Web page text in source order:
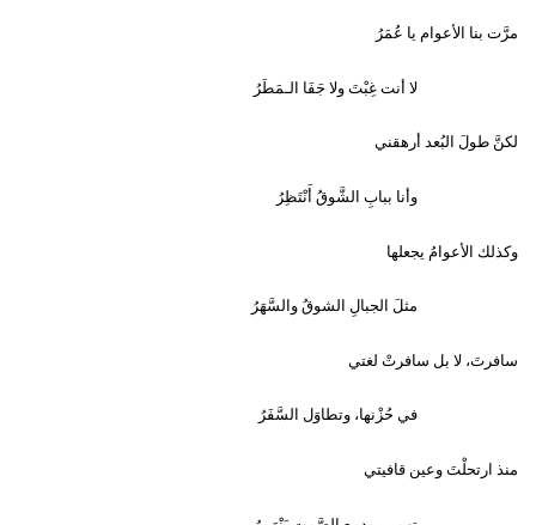
مرَّت بنا الأعوام يا عُمَرُ
لا أنت غِبْتَ ولا جَفَا الـمَطَرُ
لكنَّ طولَ البُعد أرهقني
وأنا ببابِ الشَّوقُ أَنْتَظِرُ
وكذلك الأعوامُ يجعلها
مثلَ الجبالِ الشوقُ والسَّهَرُ
سافرتَ، لا بل سافرتْ لغتي
في حُزْنها، وتطاوَل السَّفَرُ
منذ ارتحلْتَ وعين قافيتي